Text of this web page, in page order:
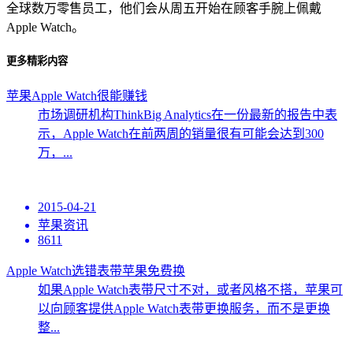
全球数万零售员工，他们会从周五开始在顾客手腕上佩戴
Apple Watch。
更多精彩内容
苹果Apple Watch很能赚钱
市场调研机构ThinkBig Analytics在一份最新的报告中表
示，Apple Watch在前两周的销量很有可能会达到300
万，...
2015-04-21
苹果资讯
8611
Apple Watch选错表带苹果免费换
如果Apple Watch表带尺寸不对，或者风格不搭，苹果可
以向顾客提供Apple Watch表带更换服务，而不是更换
整...